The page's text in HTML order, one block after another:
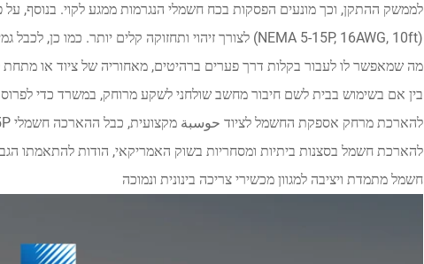
לממשק ההתקן, וכך מונעים הפסקות בכח חשמלי הנגרמות ממגע לקוי. בנוסף,
מה שמאפשר לו לעבור בקלות דרך פערים ברהיטים, מאחוריה של ציוד או מתחת
בין אם בשימוש בבית לשם חיבור מחשב שולחני לשקע מרוחק, במשרד כדי
להארכת חשמל בסצנות ביתיות ומסחריות בשוק האמריקאי, הודות להתאמתו
חשמל מתמדת ויציבה למגוון מכשירי צריכה בינונית ונמוכה